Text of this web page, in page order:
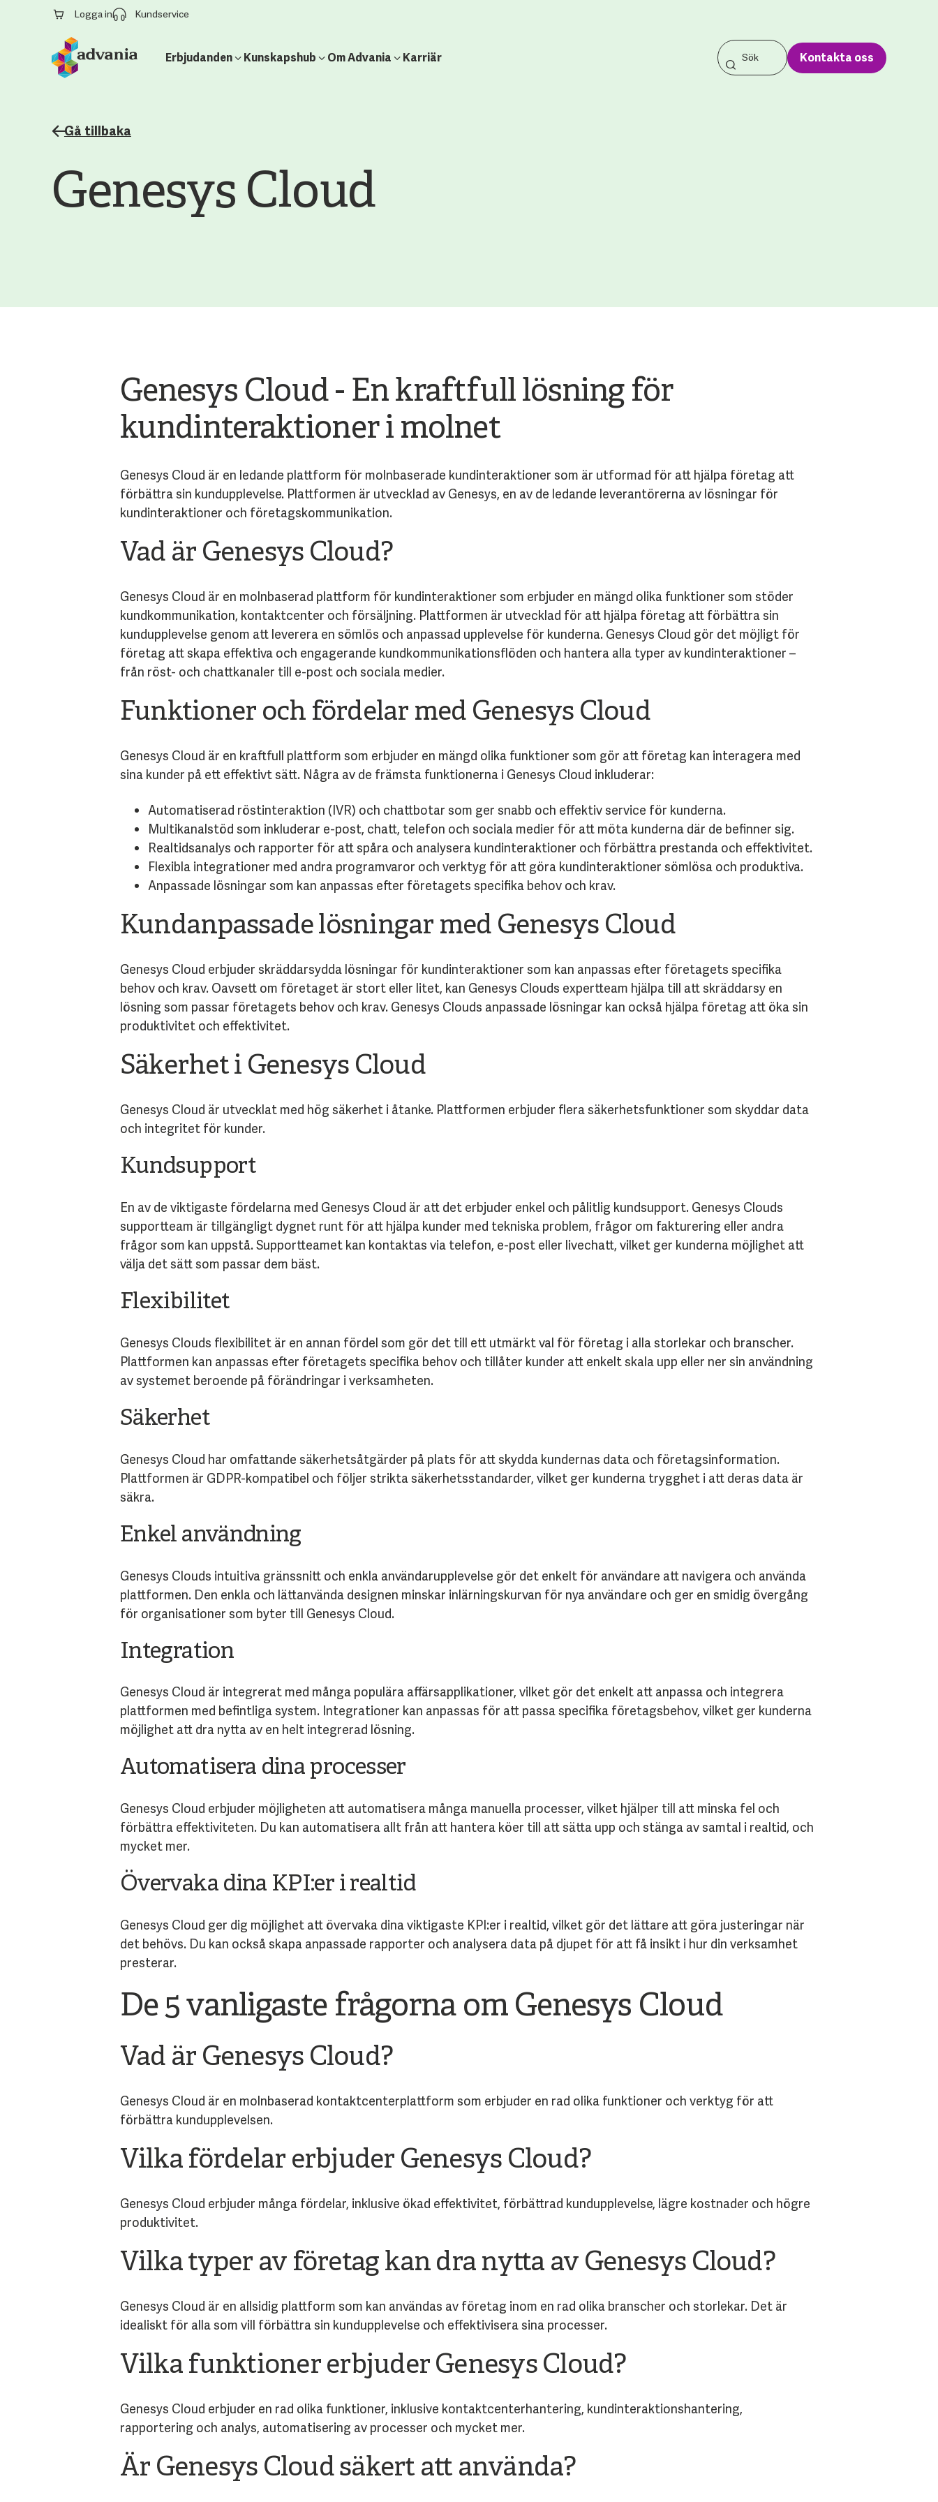
Logga in Kundservice
Erbjudanden Kunskapshub Om Advania Karriär Kontakta oss
Gå tillbaka
Genesys Cloud
Genesys Cloud - En kraftfull lösning för
kundinteraktioner i molnet
Genesys Cloud är en ledande plattform för molnbaserade kundinteraktioner som är utformad för att hjälpa företag att
förbättra sin kundupplevelse. Plattformen är utvecklad av Genesys, en av de ledande leverantörerna av lösningar för
kundinteraktioner och företagskommunikation.
Vad är Genesys Cloud?
Genesys Cloud är en molnbaserad plattform för kundinteraktioner som erbjuder en mängd olika funktioner som stöder
kundkommunikation, kontaktcenter och försäljning. Plattformen är utvecklad för att hjälpa företag att förbättra sin
kundupplevelse genom att leverera en sömlös och anpassad upplevelse för kunderna. Genesys Cloud gör det möjligt för
företag att skapa effektiva och engagerande kundkommunikationsflöden och hantera alla typer av kundinteraktioner –
från röst- och chattkanaler till e-post och sociala medier.
Funktioner och fördelar med Genesys Cloud
Genesys Cloud är en kraftfull plattform som erbjuder en mängd olika funktioner som gör att företag kan interagera med
sina kunder på ett effektivt sätt. Några av de främsta funktionerna i Genesys Cloud inkluderar:
Automatiserad röstinteraktion (IVR) och chattbotar som ger snabb och effektiv service för kunderna.
Multikanalstöd som inkluderar e-post, chatt, telefon och sociala medier för att möta kunderna där de befinner sig.
Realtidsanalys och rapporter för att spåra och analysera kundinteraktioner och förbättra prestanda och effektivitet.
Flexibla integrationer med andra programvaror och verktyg för att göra kundinteraktioner sömlösa och produktiva.
Anpassade lösningar som kan anpassas efter företagets specifika behov och krav.
Kundanpassade lösningar med Genesys Cloud
Genesys Cloud erbjuder skräddarsydda lösningar för kundinteraktioner som kan anpassas efter företagets specifika
behov och krav. Oavsett om företaget är stort eller litet, kan Genesys Clouds expertteam hjälpa till att skräddarsy en
lösning som passar företagets behov och krav. Genesys Clouds anpassade lösningar kan också hjälpa företag att öka sin
produktivitet och effektivitet.
Säkerhet i Genesys Cloud
Genesys Cloud är utvecklat med hög säkerhet i åtanke. Plattformen erbjuder flera säkerhetsfunktioner som skyddar data
och integritet för kunder.
Kundsupport
En av de viktigaste fördelarna med Genesys Cloud är att det erbjuder enkel och pålitlig kundsupport. Genesys Clouds
supportteam är tillgängligt dygnet runt för att hjälpa kunder med tekniska problem, frågor om fakturering eller andra
frågor som kan uppstå. Supportteamet kan kontaktas via telefon, e-post eller livechatt, vilket ger kunderna möjlighet att
välja det sätt som passar dem bäst.
Flexibilitet
Genesys Clouds flexibilitet är en annan fördel som gör det till ett utmärkt val för företag i alla storlekar och branscher.
Plattformen kan anpassas efter företagets specifika behov och tillåter kunder att enkelt skala upp eller ner sin användning
av systemet beroende på förändringar i verksamheten.
Säkerhet
Genesys Cloud har omfattande säkerhetsåtgärder på plats för att skydda kundernas data och företagsinformation.
Plattformen är GDPR-kompatibel och följer strikta säkerhetsstandarder, vilket ger kunderna trygghet i att deras data är
säkra.
Enkel användning
Genesys Clouds intuitiva gränssnitt och enkla användarupplevelse gör det enkelt för användare att navigera och använda
plattformen. Den enkla och lättanvända designen minskar inlärningskurvan för nya användare och ger en smidig övergång
för organisationer som byter till Genesys Cloud.
Integration
Genesys Cloud är integrerat med många populära affärsapplikationer, vilket gör det enkelt att anpassa och integrera
plattformen med befintliga system. Integrationer kan anpassas för att passa specifika företagsbehov, vilket ger kunderna
möjlighet att dra nytta av en helt integrerad lösning.
Automatisera dina processer
Genesys Cloud erbjuder möjligheten att automatisera många manuella processer, vilket hjälper till att minska fel och
förbättra effektiviteten. Du kan automatisera allt från att hantera köer till att sätta upp och stänga av samtal i realtid, och
mycket mer.
Övervaka dina KPI:er i realtid
Genesys Cloud ger dig möjlighet att övervaka dina viktigaste KPI:er i realtid, vilket gör det lättare att göra justeringar när
det behövs. Du kan också skapa anpassade rapporter och analysera data på djupet för att få insikt i hur din verksamhet
presterar.
De 5 vanligaste frågorna om Genesys Cloud
Vad är Genesys Cloud?
Genesys Cloud är en molnbaserad kontaktcenterplattform som erbjuder en rad olika funktioner och verktyg för att
förbättra kundupplevelsen.
Vilka fördelar erbjuder Genesys Cloud?
Genesys Cloud erbjuder många fördelar, inklusive ökad effektivitet, förbättrad kundupplevelse, lägre kostnader och högre
produktivitet.
Vilka typer av företag kan dra nytta av Genesys Cloud?
Genesys Cloud är en allsidig plattform som kan användas av företag inom en rad olika branscher och storlekar. Det är
idealiskt för alla som vill förbättra sin kundupplevelse och effektivisera sina processer.
Vilka funktioner erbjuder Genesys Cloud?
Genesys Cloud erbjuder en rad olika funktioner, inklusive kontaktcenterhantering, kundinteraktionshantering,
rapportering och analys, automatisering av processer och mycket mer.
Är Genesys Cloud säkert att använda?